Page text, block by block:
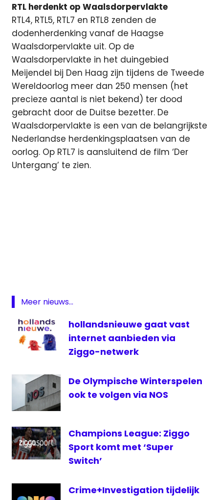
RTL herdenkt op Waalsdorpervlakte
RTL4, RTL5, RTL7 en RTL8 zenden de
dodenherdenking vanaf de Haagse
Waalsdorpervlakte uit. Op de
Waalsdorpervlakte in het duingebied
Meijendel bij Den Haag zijn tijdens de Tweede
Wereldoorlog meer dan 250 mensen (het
precieze aantal is niet bekend) ter dood
gebracht door de Duitse bezetter. De
Waalsdorpervlakte is een van de belangrijkste
Nederlandse herdenkingsplaatsen van de
oorlog. Op RTL7 is aansluitend de film ‘Der
Untergang’ te zien.
NOS
televisie
Waalsdorpervlakte
Meer nieuws...
hollandsnieuwe gaat vast
internet aanbieden via
Ziggo-netwerk
De Olympische Winterspelen
ook te volgen via NOS
Champions League: Ziggo
Sport komt met ‘Super
Switch’
Crime+Investigation tijdelijk